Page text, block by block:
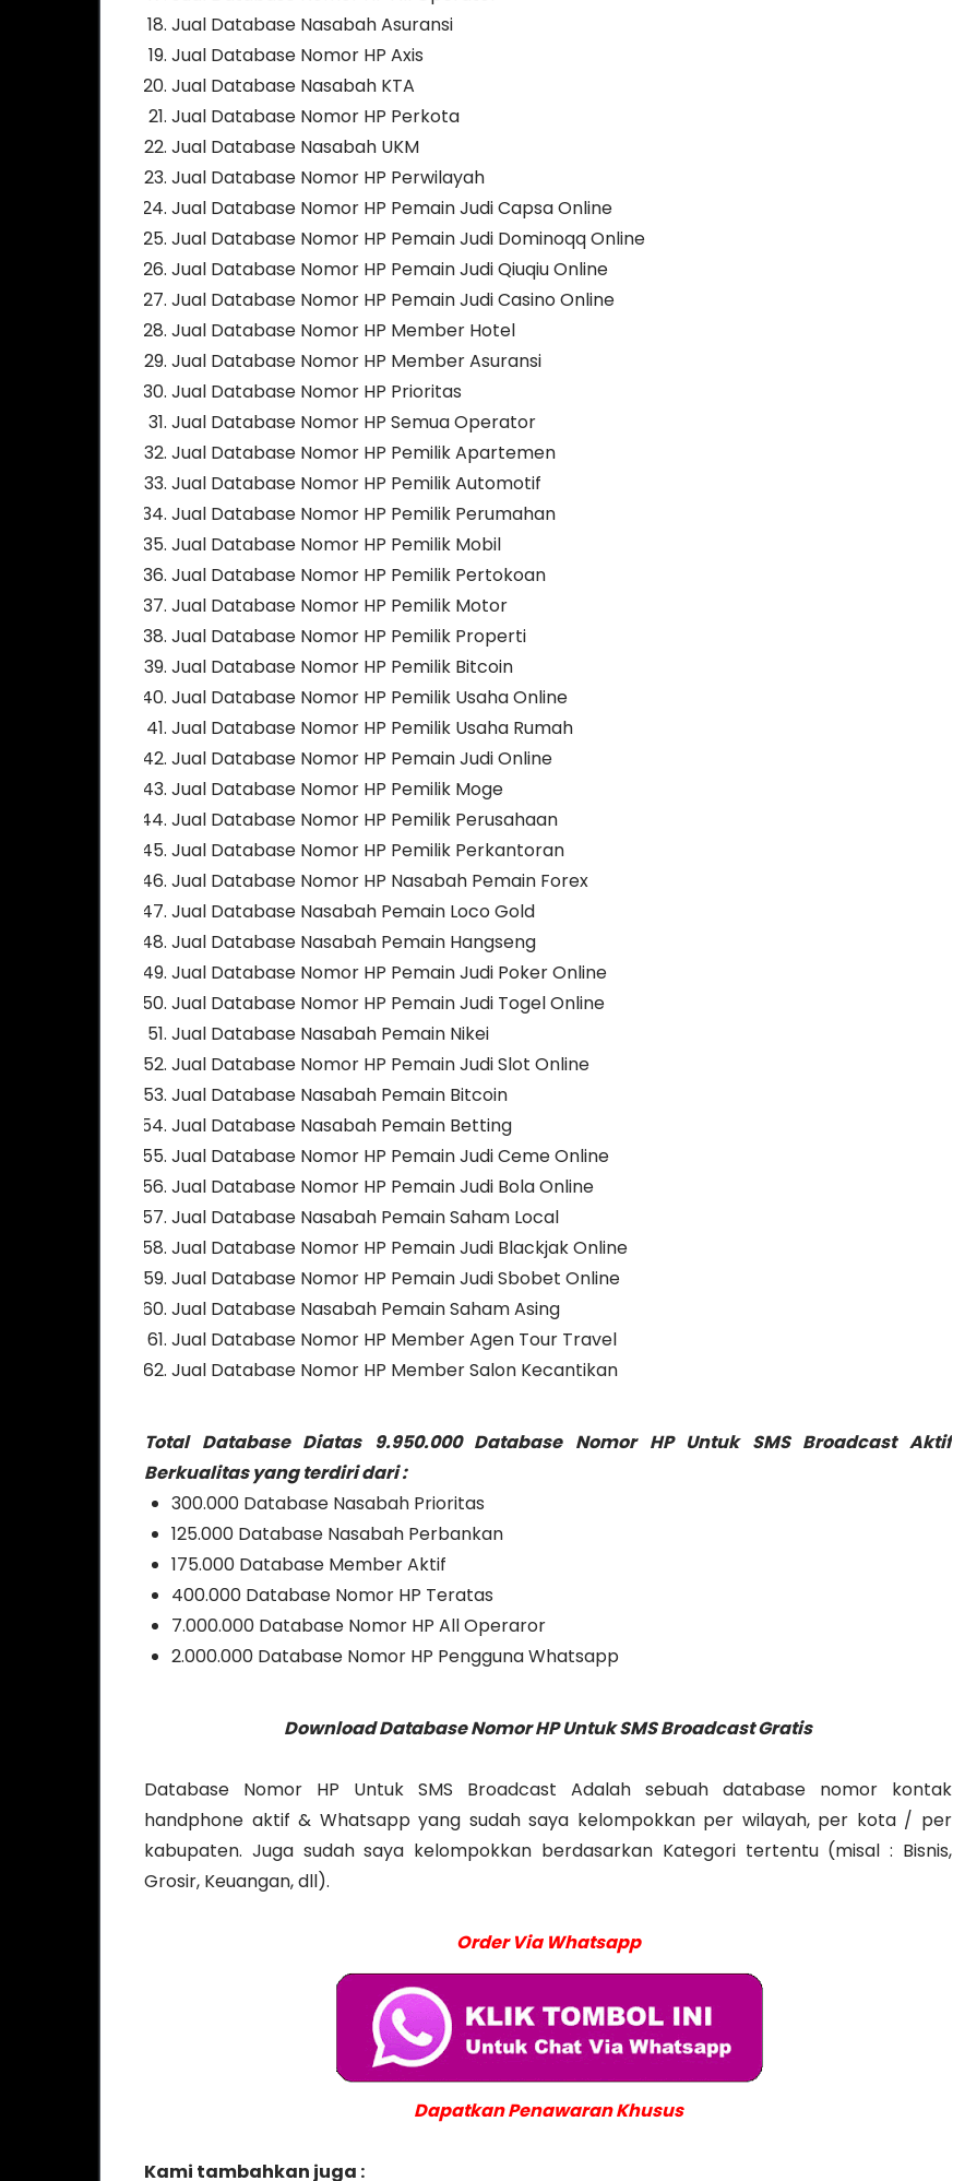
Jual Database Nasabah Asuransi
Jual Database Nomor HP Axis
Jual Database Nasabah KTA
Jual Database Nomor HP Perkota
Jual Database Nasabah UKM
Jual Database Nomor HP Perwilayah
Jual Database Nomor HP Pemain Judi Capsa Online
Jual Database Nomor HP Pemain Judi Dominoqq Online
Jual Database Nomor HP Pemain Judi Qiuqiu Online
Jual Database Nomor HP Pemain Judi Casino Online
Jual Database Nomor HP Member Hotel
Jual Database Nomor HP Member Asuransi
Jual Database Nomor HP Prioritas
Jual Database Nomor HP Semua Operator
Jual Database Nomor HP Pemilik Apartemen
Jual Database Nomor HP Pemilik Automotif
Jual Database Nomor HP Pemilik Perumahan
Jual Database Nomor HP Pemilik Mobil
Jual Database Nomor HP Pemilik Pertokoan
Jual Database Nomor HP Pemilik Motor
Jual Database Nomor HP Pemilik Properti
Jual Database Nomor HP Pemilik Bitcoin
Jual Database Nomor HP Pemilik Usaha Online
Jual Database Nomor HP Pemilik Usaha Rumah
Jual Database Nomor HP Pemain Judi Online
Jual Database Nomor HP Pemilik Moge
Jual Database Nomor HP Pemilik Perusahaan
Jual Database Nomor HP Pemilik Perkantoran
Jual Database Nomor HP Nasabah Pemain Forex
Jual Database Nasabah Pemain Loco Gold
Jual Database Nasabah Pemain Hangseng
Jual Database Nomor HP Pemain Judi Poker Online
Jual Database Nomor HP Pemain Judi Togel Online
Jual Database Nasabah Pemain Nikei
Jual Database Nomor HP Pemain Judi Slot Online
Jual Database Nasabah Pemain Bitcoin
Jual Database Nasabah Pemain Betting
Jual Database Nomor HP Pemain Judi Ceme Online
Jual Database Nomor HP Pemain Judi Bola Online
Jual Database Nasabah Pemain Saham Local
Jual Database Nomor HP Pemain Judi Blackjak Online
Jual Database Nomor HP Pemain Judi Sbobet Online
Jual Database Nasabah Pemain Saham Asing
Jual Database Nomor HP Member Agen Tour Travel
Jual Database Nomor HP Member Salon Kecantikan
Total Database Diatas 9.950.000 Database Nomor HP Untuk SMS Broadcast Aktif
Berkualitas yang terdiri dari :
300.000 Database Nasabah Prioritas
125.000 Database Nasabah Perbankan
175.000 Database Member Aktif
400.000 Database Nomor HP Teratas
7.000.000 Database Nomor HP All Operaror
2.000.000 Database Nomor HP Pengguna Whatsapp
Download Database Nomor HP Untuk SMS Broadcast Gratis
Database Nomor HP Untuk SMS Broadcast Adalah sebuah database nomor kontak
handphone aktif & Whatsapp yang sudah saya kelompokkan per wilayah, per kota / per
kabupaten. Juga sudah saya kelompokkan berdasarkan Kategori tertentu (misal : Bisnis,
Grosir, Keuangan, dll).
Order Via Whatsapp
Dapatkan Penawaran Khusus
Kami tambahkan juga :